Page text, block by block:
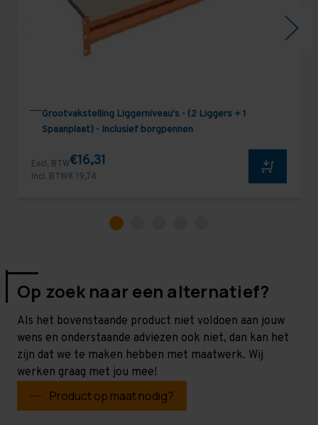
Grootvakstelling Liggerniveau's - (2 Liggers + 1
Spaanplaat) - Inclusief borgpennen
Excl. BTW€16,31
Incl. BTW€ 19,74
Op zoek naar een alternatief?
Als het bovenstaande product niet voldoen aan jouw
wens en onderstaande adviezen ook niet, dan kan het
zijn dat we te maken hebben met maatwerk. Wij
werken graag met jou mee!
Product op maat nodig?